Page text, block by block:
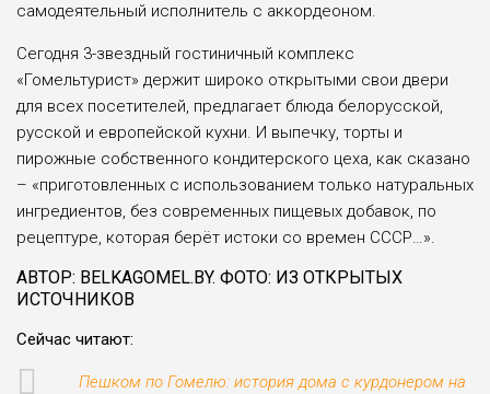
самодеятельный исполнитель с аккордеоном.
Сегодня 3-звездный гостиничный комплекс
«Гомельтурист» держит широко открытыми свои двери
для всех посетителей, предлагает блюда белорусской,
русской и европейской кухни. И выпечку, торты и
пирожные собственного кондитерского цеха, как сказано
– «приготовленных с использованием только натуральных
ингредиентов, без современных пищевых добавок, по
рецептуре, которая берёт истоки со времен СССР…».
АВТОР: BELKAGOMEL.BY. ФОТО: ИЗ ОТКРЫТЫХ
ИСТОЧНИКОВ
Сейчас читают:
Пешком по Гомелю: история дома с курдонером на